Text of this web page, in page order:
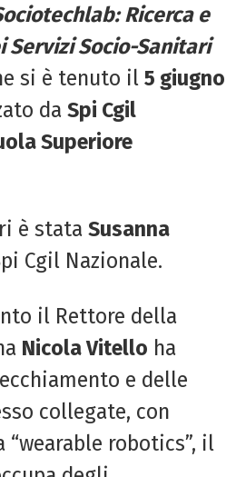
Ricerca e
Servizi Socio-Sanitari
si è tenuto il 5 giugno
da Spi Cgil
Superiore
è stata Susanna
Cgil Nazionale.
il Rettore della
Nicola Vitello ha
e delle
collegate, con
robotics”, il